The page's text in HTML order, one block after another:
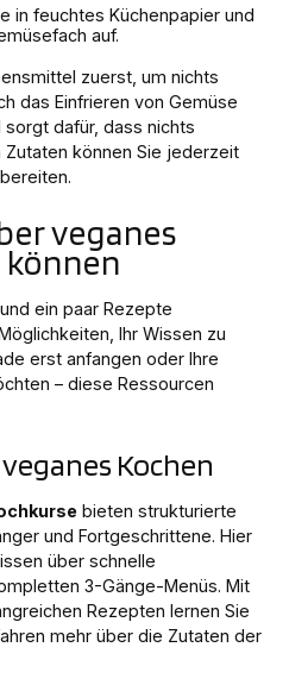
in feuchtes Küchenpapier und
auf.
zuerst, um nichts
das Einfrieren von Gemüse
dafür, dass nichts
können Sie jederzeit
veganes
ein paar Rezepte
Ihr Wissen zu
erst anfangen oder Ihre
– diese Ressourcen
Kochen
bieten strukturierte
und Fortgeschrittene. Hier
über schnelle
3-Gänge-Menüs. Mit
Rezepten lernen Sie
mehr über die Zutaten der